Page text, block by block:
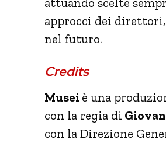
approcci dei direttori,
nel futuro.
Credits
Musei è una
con la regia di
con la Direzione